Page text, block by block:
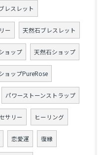
レスレット
ー 天然石ブレスレット
ョップ 天然石ショップ
ョップPureRose
パワーストーンストラップ
サリー ヒーリング
恋愛運 復縁